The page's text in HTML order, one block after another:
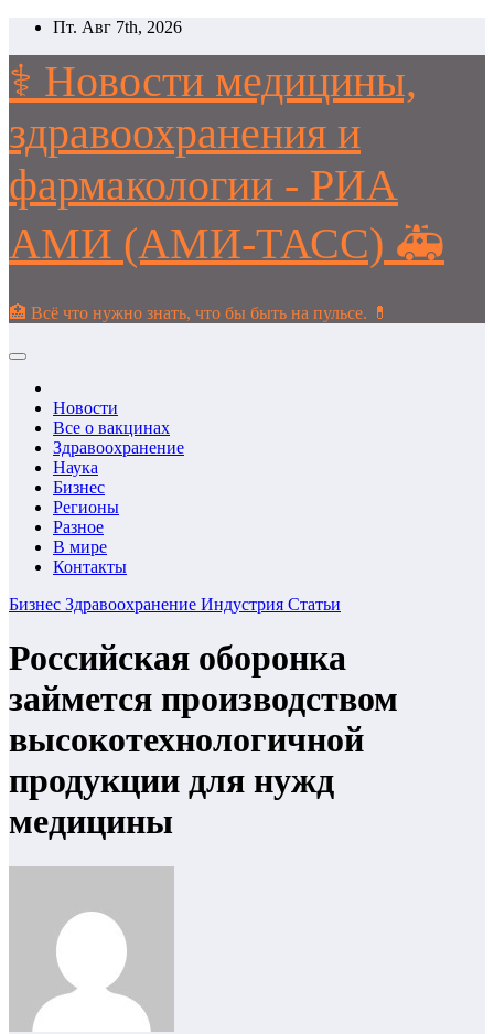
Перейти
содержимому
Пт. Авг 7th, 2026
⚕️ Новости медицины,
здравоохранения и
фармакологии - РИА
АМИ (АМИ-ТАСС) 🚑
🏥 Всё что нужно знать, что бы быть на пульсе. 💊
Новости
Все о вакцинах
Здравоохранение
Наука
Бизнес
Регионы
Разное
В мире
Контакты
Бизнес Здравоохранение Индустрия Статьи
Российская оборонка
займется производством
высокотехнологичной
продукции для нужд
медицины